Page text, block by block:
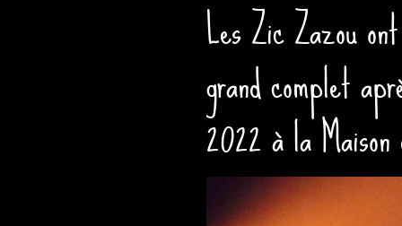
Les Zic Zazou
grand complet
2022 à la